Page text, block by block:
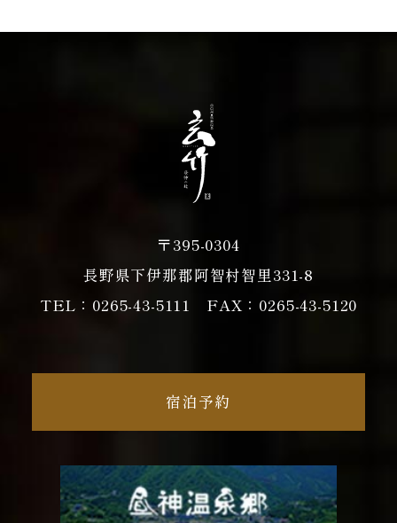
〒395-0304
長野県下伊那郡阿智村智里331-8
TEL： 0265-43-5111 FAX：0265-43-5120
宿泊予約